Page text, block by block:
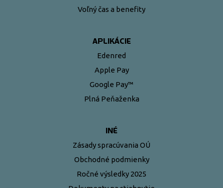
Voľný čas a benefity
APLIKÁCIE
Edenred
Apple Pay
Google Pay™
Plná Peňaženka
INÉ
Zásady spracúvania OÚ
Obchodné podmienky
Ročné výsledky 2025